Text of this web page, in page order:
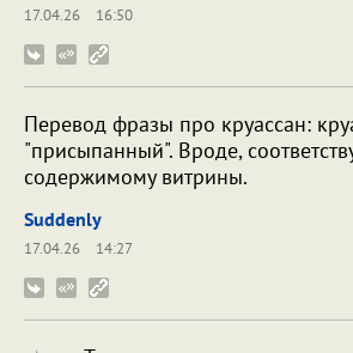
17.04.26
16:50
Перевод фразы про круассан:
"присыпанный". Вроде,
содержимому витрины.
Suddenly
17.04.26
14:27